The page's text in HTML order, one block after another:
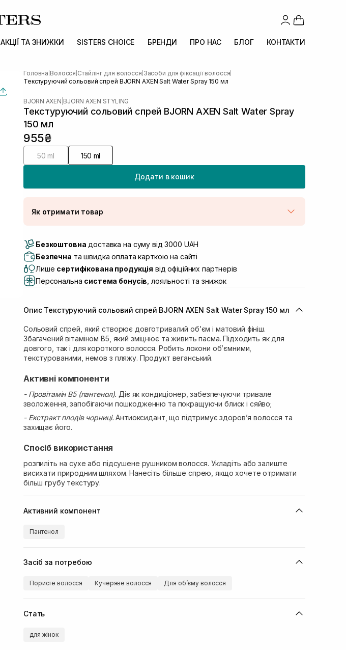
АКЦІЇ ТА ЗНИЖКИ SISTERS CHOICE БРЕНДИ ПРО НАС БЛОГ КОНТАКТИ
Головна Волосся Стайлінг для волосся Засоби для фіксації волосся
Текстуруючий сольовий спрей BJORN AXEN Salt Water Spray 150 мл
BJORN AXEN BJORN AXEN STYLING
Текстуруючий сольовий спрей BJORN AXEN Salt Water Spray
150 мл
955₴
50 ml 150 ml
Додати в кошик
Як отримати товар
Самовивіз м. Луцьк, вул. Винниченка 4
Самовивіз м. Львів, вул. Академіка Підстригача, 1В (Duck’s
Самовивіз м. Львів, вул. Івана Франка 36
Самовивіз м. Львів, вул. Степана Бандери 45 В наявності
Самовивіз м. Рівне, вул. Кулика і Гудачека 23 (ТЦ Екватор) В наявності
Безкоштовна доставка на суму від 3000 UAH
Безпечна та швидка оплата карткою на сайті
Лише сертифікована продукція від офіційних партнерів
Персональна система бонусів , лояльності та знижок
Опис Текстуруючий сольовий спрей BJORN AXEN Salt Water Spray 150 мл
Сольовий спрей, який створює довготривалий об’єм і матовий фініш.
Збагачений вітаміном B5, який зміцнює та живить пасма. Підходить як для
довгого, так і для короткого волосся. Робить локони об’ємними,
текстурованими, немов з пляжу. Продукт веганський.
Активні компоненти
- Провітамін B5 (пантенол). Діє як кондиціонер, забезпечуючи тривале
зволоження, запобігаючи пошкодженню та покращуючи блиск і сяйво;
- Екстракт плодів чорниці.Антиоксидант, що підтримує здоровʼя волосся та
захищає його.
Спосіб використання
розпиліть на сухе або підсушене рушником волосся. Укладіть або залиште
висихати природним шляхом. Нанесіть більше спрею, якщо хочете отримати
більш грубу текстуру.
Активний компонент
Пантенол
Засіб за потребою
Пористе волосся Кучеряве волосся Для обʼєму волосся
Стать
для жінок